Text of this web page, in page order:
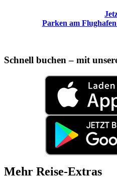
Parken am
Schnell buchen – mit
Mehr Reise-Extras